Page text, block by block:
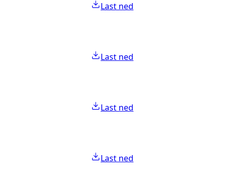
Last ned
Last ned
Last ned
Last ned